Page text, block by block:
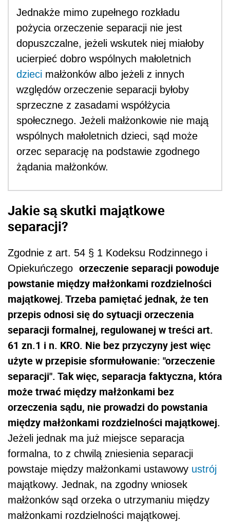
Jednakże mimo zupełnego rozkładu
pożycia orzeczenie separacji nie jest
dopuszczalne, jeżeli wskutek niej miałoby
ucierpieć dobro wspólnych małoletnich
dzieci małżonków albo jeżeli z innych
względów orzeczenie separacji byłoby
sprzeczne z zasadami współżycia
społecznego. Jeżeli małżonkowie nie mają
wspólnych małoletnich dzieci, sąd może
orzec separację na podstawie zgodnego
żądania małżonków.
Jakie są skutki majątkowe
separacji?
Zgodnie z art. 54 § 1 Kodeksu Rodzinnego i
Opiekuńczego orzeczenie separacji powoduje
powstanie między małżonkami rozdzielności
majątkowej. Trzeba pamiętać jednak, że ten
przepis odnosi się do sytuacji orzeczenia
separacji formalnej, regulowanej w treści art.
61 zn.1 i n. KRO. Nie bez przyczyny jest więc
użyte w przepisie sformułowanie: "orzeczenie
separacji". Tak więc, separacja faktyczna, która
może trwać między małżonkami bez
orzeczenia sądu, nie prowadzi do powstania
między małżonkami rozdzielności majątkowej.
Jeżeli jednak ma już miejsce separacja
formalna, to z chwilą zniesienia separacji
powstaje między małżonkami ustawowy ustrój
majątkowy. Jednak, na zgodny wniosek
małżonków sąd orzeka o utrzymaniu między
małżonkami rozdzielności majątkowej.